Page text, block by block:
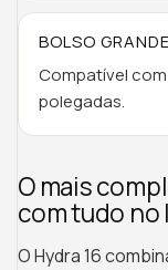
BOLSO GRANDE
Compatível
polegadas.
O mais
com tudo no
O Hydra 16